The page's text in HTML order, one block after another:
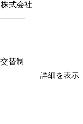
式会社
替制
詳細を表示